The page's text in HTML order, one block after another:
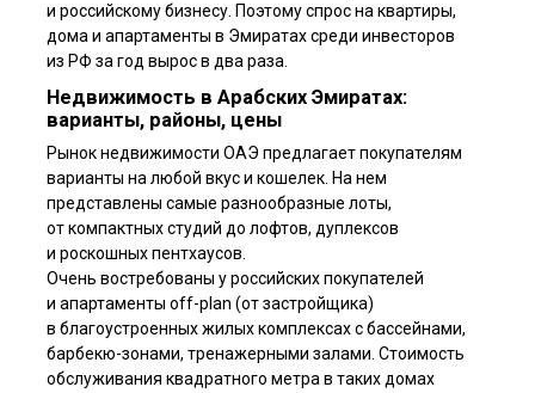
и российскому бизнесу. Поэтому спрос на квартиры,
дома и апартаменты в Эмиратах среди инвесторов
из РФ за год вырос в два раза.
Недвижимость в Арабских Эмиратах:
варианты, районы, цены
Рынок недвижимости ОАЭ предлагает покупателям
варианты на любой вкус и кошелек. На нем
представлены самые разнообразные лоты,
от компактных студий до лофтов, дуплексов
и роскошных пентхаусов.
Очень востребованы у российских покупателей
и апартаменты off-plan (от застройщика)
в благоустроенных жилых комплексах с бассейнами,
барбекю-зонами, тренажерными залами. Стоимость
обслуживания квадратного метра в таких домах